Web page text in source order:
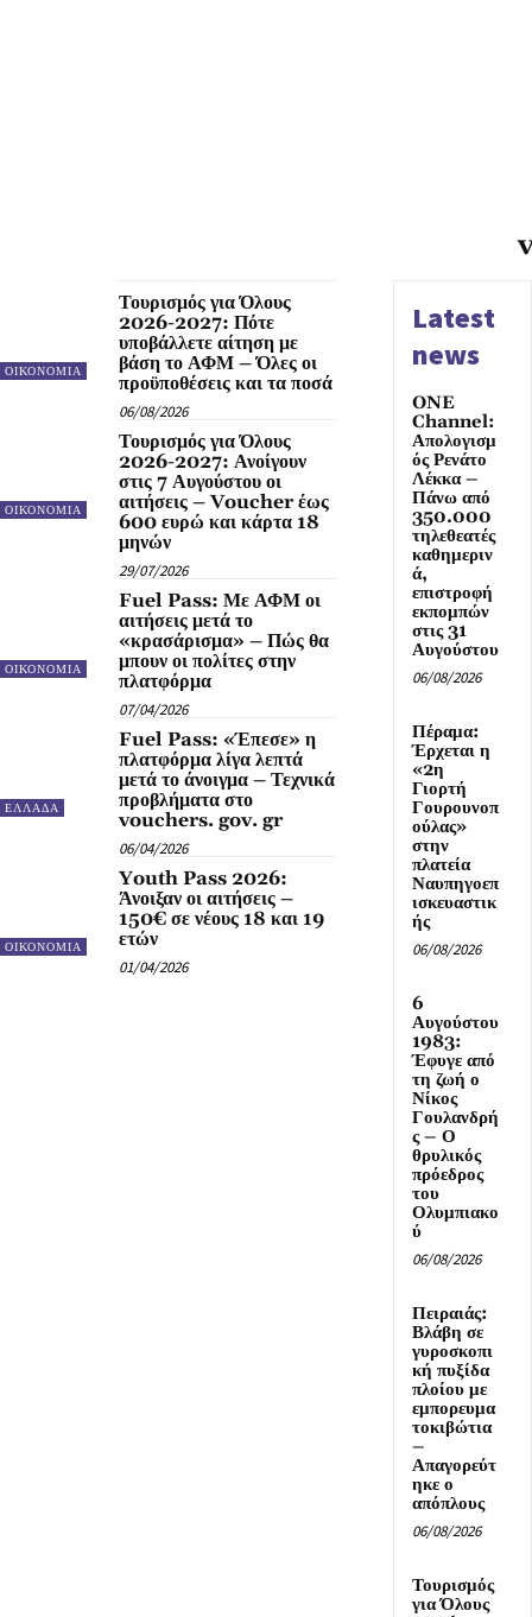
ΟΙΚΟΝΟΜΙΑ
Τουρισμός για Όλους
2026-2027: Πότε
υποβάλλετε αίτηση με
βάση το ΑΦΜ – Όλες οι
προϋποθέσεις και τα ποσά
06/08/2026
ΟΙΚΟΝΟΜΙΑ
Τουρισμός για Όλους
2026-2027: Ανοίγουν
στις 7 Αυγούστου οι
αιτήσεις – Voucher έως
600 ευρώ και κάρτα 18
μηνών
29/07/2026
ΟΙΚΟΝΟΜΙΑ
Fuel Pass: Με ΑΦΜ οι
αιτήσεις μετά το
«κρασάρισμα» – Πώς θα
μπουν οι πολίτες στην
πλατφόρμα
07/04/2026
ΕΛΛΑΔΑ
Fuel Pass: «Έπεσε» η
πλατφόρμα λίγα λεπτά
μετά το άνοιγμα – Τεχνικά
προβλήματα στο
vouchers. gov. gr
06/04/2026
ΟΙΚΟΝΟΜΙΑ
Youth Pass 2026:
Άνοιξαν οι αιτήσεις –
150€ σε νέους 18 και 19
ετών
01/04/2026
Latest
news
ONE
Channel:
Απολογισμ
ός Ρενάτο
Λέκκα –
Πάνω από
350.000
τηλεθεατές
καθημεριν
ά,
επιστροφή
εκπομπών
στις 31
Αυγούστου
06/08/2026
Πέραμα:
Έρχεται η
«2η
Γιορτή
Γουρουνοπ
ούλας»
στην
πλατεία
Ναυπηγοεπ
ισκευαστικ
ής
06/08/2026
6
Αυγούστου
1983:
Έφυγε από
τη ζωή ο
Νίκος
Γουλανδρή
ς – Ο
θρυλικός
πρόεδρος
του
Ολυμπιακο
ύ
06/08/2026
Πειραιάς:
Βλάβη σε
γυροσκοπι
κή πυξίδα
πλοίου με
εμπορευμα
τοκιβώτια
–
Απαγορεύτ
ηκε ο
απόπλους
06/08/2026
Τουρισμός
για Όλους